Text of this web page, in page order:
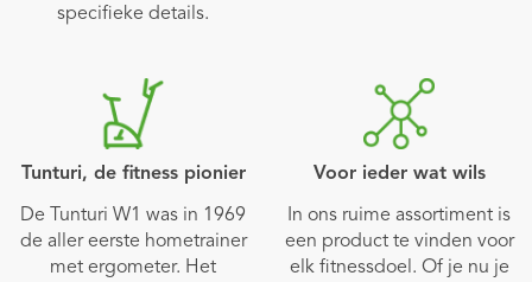
specifieke details.
Tunturi, de fitness pionier
De Tunturi W1 was in 1969
de aller eerste hometrainer
met ergometer. Het
Voor ieder wat wils
In ons ruime assortiment is
een product te vinden voor
elk fitnessdoel. Of je nu je